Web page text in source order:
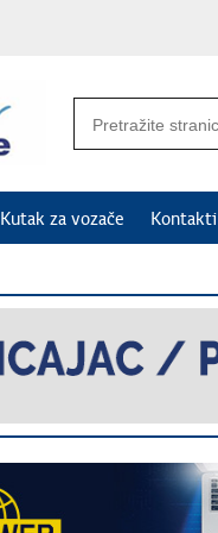
Kutak za vozače Kontakti